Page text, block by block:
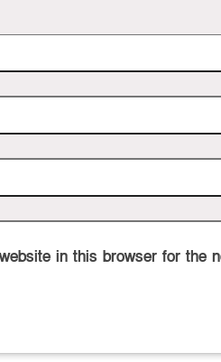
in this browser for the